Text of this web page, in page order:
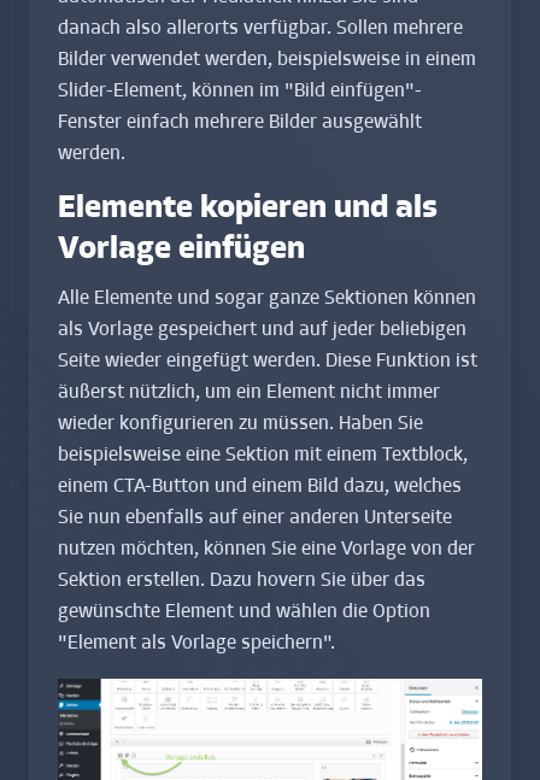
danach also allerorts verfügbar. Sollen mehrere
Bilder verwendet werden, beispielsweise in einem
Slider-Element, können im "Bild einfügen"-
Fenster einfach mehrere Bilder ausgewählt
werden.
Elemente kopieren und als
Vorlage einfügen
Alle Elemente und sogar ganze Sektionen können
als Vorlage gespeichert und auf jeder beliebigen
Seite wieder eingefügt werden. Diese Funktion ist
äußerst nützlich, um ein Element nicht immer
wieder konfigurieren zu müssen. Haben Sie
beispielsweise eine Sektion mit einem Textblock,
einem CTA-Button und einem Bild dazu, welches
Sie nun ebenfalls auf einer anderen Unterseite
nutzen möchten, können Sie eine Vorlage von der
Sektion erstellen. Dazu hovern Sie über das
gewünschte Element und wählen die Option
"Element als Vorlage speichern".